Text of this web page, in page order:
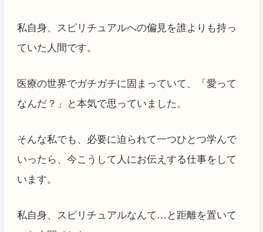
私自身、スピリチュアルへの偏見を誰よりも持っ
ていた人間です。
医療の世界でガチガチに固まっていて、「愛って
なんだ？」と本気で思っていました。
そんな私でも、必要に迫られて一つひとつ学んで
いったら、今こうして人にお伝えする仕事をして
います。
私自身、スピリチュアルなんて…と距離を置いて